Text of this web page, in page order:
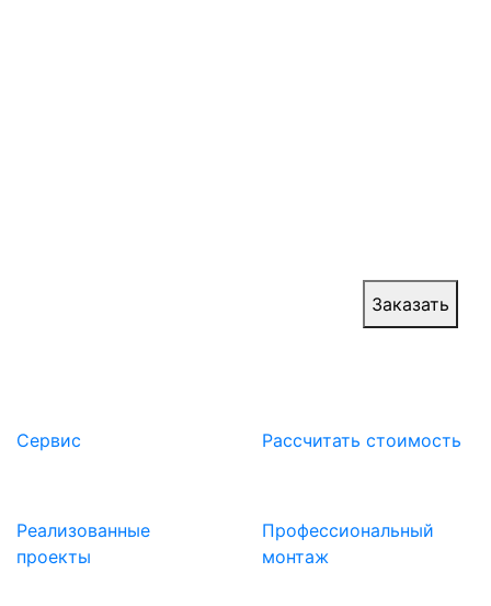
Заказать
Сервис Расcчитать стоимость
Реализованные
проекты
Профессиональный
монтаж